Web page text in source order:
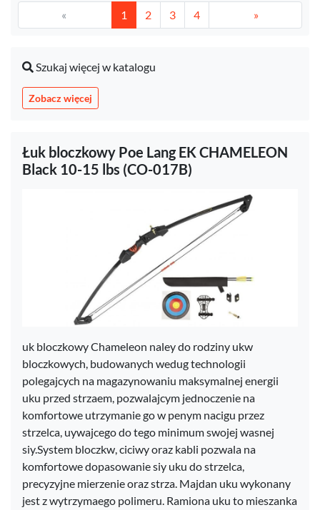
« 1 2 3 4 »
Szukaj więcej w katalogu
Zobacz więcej
Łuk bloczkowy Poe Lang EK CHAMELEON
Black 10-15 lbs (CO-017B)
uk bloczkowy Chameleon naley do rodziny ukw
bloczkowych, budowanych wedug technologii
polegajcych na magazynowaniu maksymalnej energii
uku przed strzaem, pozwalajcym jednoczenie na
komfortowe utrzymanie go w penym nacigu przez
strzelca, uywajcego do tego minimum swojej wasnej
siy.System bloczkw, ciciwy oraz kabli pozwala na
komfortowe dopasowanie siy uku do strzelca,
precyzyjne mierzenie oraz strza. Majdan uku wykonany
jest z wytrzymaego polimeru. Ramiona uku to mieszanka